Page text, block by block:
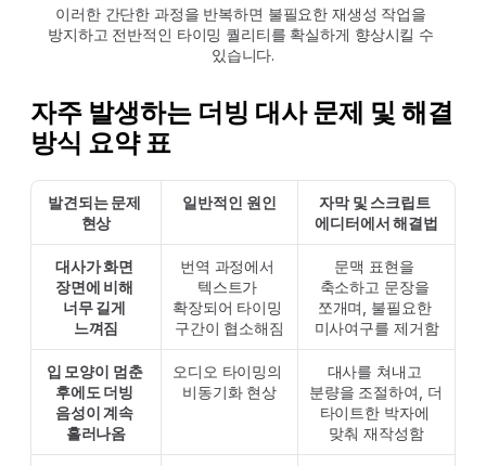
이러한 간단한 과정을 반복하면 불필요한 재생성 작업을
방지하고 전반적인 타이밍 퀄리티를 확실하게 향상시킬 수
있습니다.
자주 발생하는 더빙 대사 문제 및 해결
방식 요약 표
발견되는 문제
현상
일반적인 원인
자막 및 스크립트
에디터에서 해결법
대사가 화면
장면에 비해
너무 길게
느껴짐
번역 과정에서
텍스트가
확장되어 타이밍
구간이 협소해짐
문맥 표현을
축소하고 문장을
쪼개며, 불필요한
미사여구를 제거함
입 모양이 멈춘
후에도 더빙
음성이 계속
흘러나옴
오디오 타이밍의
비동기화 현상
대사를 쳐내고
분량을 조절하여, 더
타이트한 박자에
맞춰 재작성함